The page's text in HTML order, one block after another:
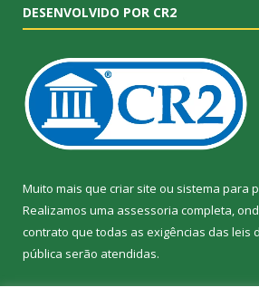
DESENVOLVIDO POR CR2
Muito mais que criar site ou sistema para
Realizamos uma assessoria completa,
contrato que todas as exigências das leis
pública serão atendidas.